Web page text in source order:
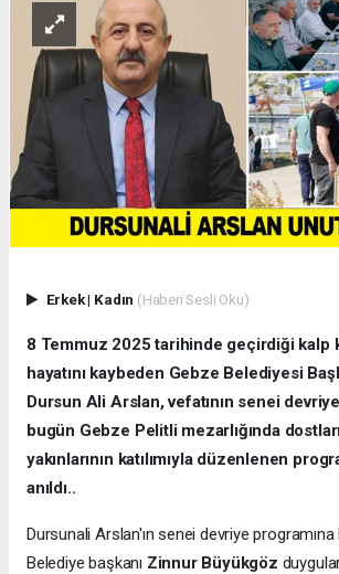
Erkek| Kadın (Haberi Sesli Oku)
8 Temmuz 2025 tarihinde geçirdiği kalp
hayatını kaybeden Gebze Belediyesi
Dursun Ali Arslan, vefatının senei
bugün Gebze Pelitli mezarlığında
yakınlarının katılımıyla düzenlenen
anıldı..
Dursunali Arslan'ın senei devriye programına
Belediye başkanı Zinnur Büyükgöz